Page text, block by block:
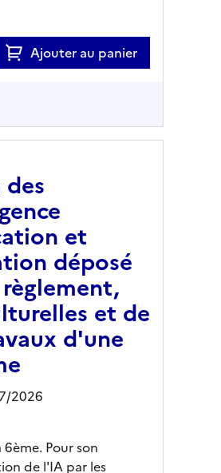
Ajouter au panier
et
déposé
et de
d'une
2026
Pour son
de l'IA par les